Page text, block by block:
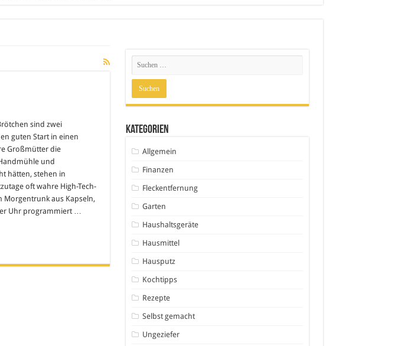
sind zwei
guten Start in einen
Großmütter die
und
hätten, stehen in
oft wahre High-Tech-
Morgentrunk aus Kapseln,
Uhr programmiert …
Kategorien
Allgemein
Finanzen
Fleckentfernung
Garten
Haushaltsgeräte
Hausmittel
Hausputz
Kochtipps
Rezepte
Selbst gemacht
Ungeziefer